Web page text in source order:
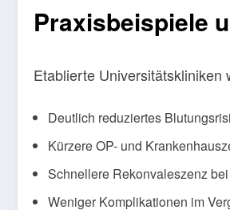
Praxisbeispiele
Etablierte Universitätskliniken
Deutlich reduziertes
Kürzere OP- und
Schnellere Rekonvaleszenz
Weniger Komplikationen im